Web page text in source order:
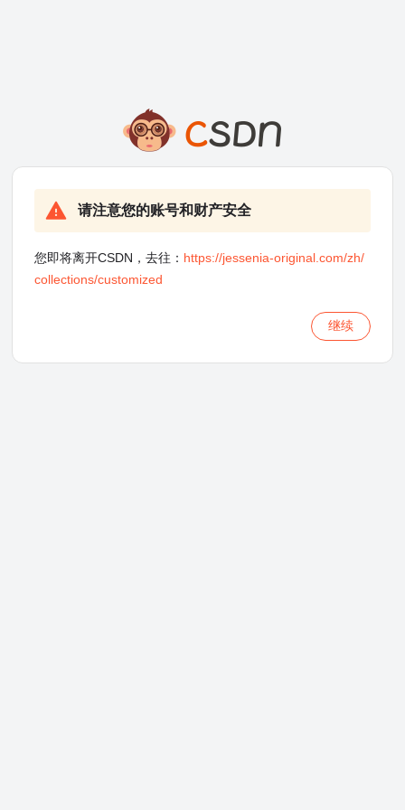
请注意您的账号和财产安全
您即将离开CSDN，去往： https://jessenia-original.com/zh/
collections/customized
继续